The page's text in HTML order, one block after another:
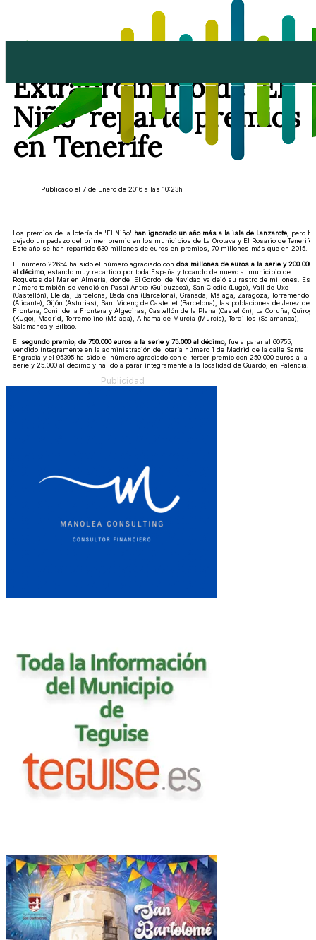
Extraordinario de 'El
Niño' reparte premios
en Tenerife
Publicado el 7 de Enero de 2016 a las 10:23h
Los premios de la lotería de 'El Niño' han ignorado un año más a la isla de Lanzarote , pero ha
dejado un pedazo del primer premio en los municipios de La Orotava y El Rosario de Tenerife.
Este año se han repartido 630 millones de euros en premios, 70 millones más que en 2015.
El número 22654 ha sido el número agraciado con dos millones de euros a la serie y 200.000
al décimo, estando muy repartido por toda España y tocando de nuevo al municipio de
Roquetas del Mar en Almería, donde 'El Gordo' de Navidad ya dejó su rastro de millones. Este
número también se vendió en Pasai Antxo (Guipuzcoa), San Clodio (Lugo), Vall de Uxo
(Castellón), Lleida, Barcelona, Badalona (Barcelona), Granada, Málaga, Zaragoza, Torremendo
(Alicante), Gijón (Asturias), Sant Vicenç de Castellet (Barcelona), las poblaciones de Jerez de
Frontera, Conil de la Frontera y Algeciras, Castellón de la Plana (Castellón), La Coruña, Quiroga
(KUgo), Madrid, Torremolino (Málaga), Alhama de Murcia (Murcia), Tordillos (Salamanca),
Salamanca y Bilbao.
El segundo premio, de 750.000 euros a la serie y 75.000 al décimo, fue a parar al 60755,
vendido íntegramente en la administración de lotería número 1 de Madrid de la calle Santa
Engracia y el 95395 ha sido el número agraciado con el tercer premio con 250.000 euros a la
serie y 25.000 al décimo y ha ido a parar íntegramente a la localidad de Guardo, en Palencia.
Publicidad